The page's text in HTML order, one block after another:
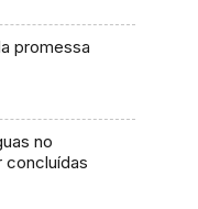
promessa
no
concluídas